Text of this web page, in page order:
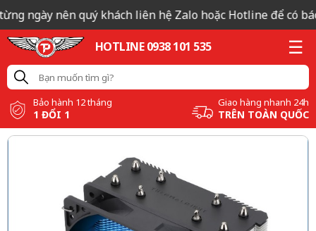
ngày nên quý khách liên hệ Zalo hoặc Hotline để có
HOTLINE 0938 101 535
Bảo hành 12 tháng
1 ĐỔI 1
Giao hàng nhanh 24h
TRÊN TOÀN QUỐC